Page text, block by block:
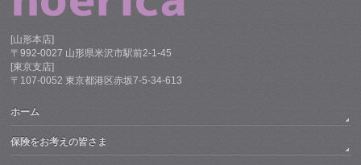
[山形本店]
〒992-0027 山形県米沢市駅前2-1-45
[東京支店]
〒107-0052 東京都港区赤坂7-5-34-613
ホーム
保険をお考えの皆さま